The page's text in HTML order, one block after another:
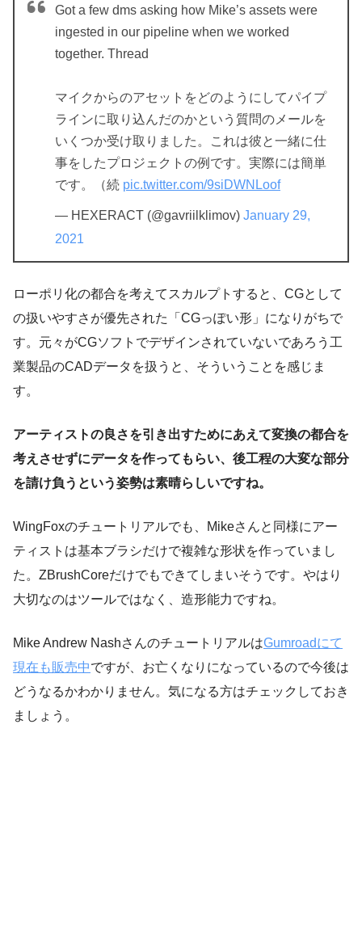
Got a few dms asking how Mike’s assets were
ingested in our pipeline when we worked
together. Thread
マイクからのアセットをどのようにしてパイプ
ラインに取り込んだのかという質問のメールを
いくつか受け取りました。これは彼と一緒に仕
事をしたプロジェクトの例です。実際には簡単
です。（続 pic.twitter.com/9siDWNLoof
— HEXERACT (@gavriilklimov) January 29,
2021
ローポリ化の都合を考えてスカルプトすると、CGとして
の扱いやすさが優先された「CGっぽい形」になりがちで
す。元々がCGソフトでデザインされていないであろう工
業製品のCADデータを扱うと、そういうことを感じま
す。
アーティストの良さを引き出すためにあえて変換の都合を
考えさせずにデータを作ってもらい、後工程の大変な部分
を請け負うという姿勢は素晴らしいですね。
WingFoxのチュートリアルでも、Mikeさんと同様にアー
ティストは基本ブラシだけで複雑な形状を作っていまし
た。ZBrushCoreだけでもできてしまいそうです。やはり
大切なのはツールではなく、造形能力ですね。
Mike Andrew NashさんのチュートリアルはGumroadにて
現在も販売中ですが、お亡くなりになっているので今後は
どうなるかわかりません。気になる方はチェックしておき
ましょう。